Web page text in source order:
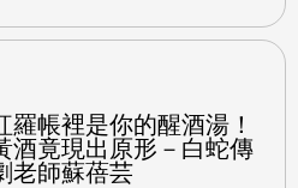
羅帳裡是你的醒酒湯！
酒竟現出原形－白蛇傳
老師蘇蓓芸